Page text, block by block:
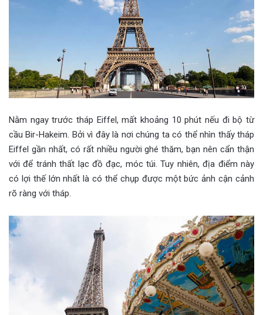
Nằm ngay trước tháp Eiffel, mất khoảng 10 phút nếu đi bộ từ
cầu Bir-Hakeim. Bởi vì đây là nơi chúng ta có thể nhìn thấy tháp
Eiffel gần nhất, có rất nhiều người ghé thăm, bạn nên cẩn thận
với để tránh thất lạc đồ đạc, móc túi. Tuy nhiên, địa điểm này
có lợi thế lớn nhất là có thể chụp được một bức ảnh cận cảnh
rõ ràng với tháp.